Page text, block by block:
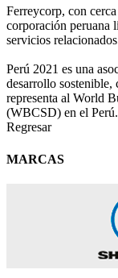
Ferreycorp, con
corporación peruana
servicios
Perú 2021 es una
desarrollo sostenible,
representa al World
(WBCSD) en el Perú.
Regresar
MARCAS